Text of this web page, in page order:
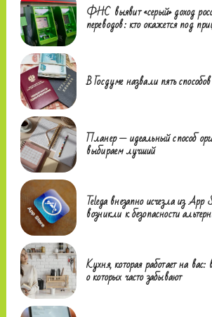
ФНС выявит «серый» доход
переводов: кто окажется под
В Госдуме назвали пять
Планер — идеальный способ
выбираем лучший
Telega внезапно исчезла из
возникли к безопасности
Кухня, которая работает на
о которых часто забывают